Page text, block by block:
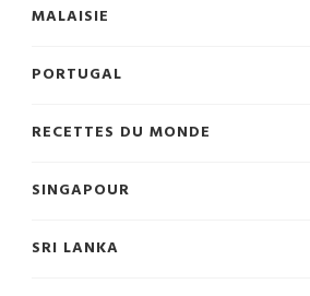
MALAISIE
PORTUGAL
RECETTES DU MONDE
SINGAPOUR
SRI LANKA